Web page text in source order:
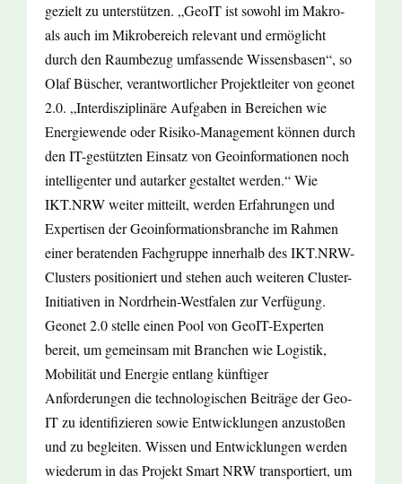
gezielt zu unterstützen. „GeoIT ist sowohl im Makro-
als auch im Mikrobereich relevant und ermöglicht
durch den Raumbezug umfassende Wissensbasen“, so
Olaf Büscher, verantwortlicher Projektleiter von geonet
2.0. „Interdisziplinäre Aufgaben in Bereichen wie
Energiewende oder Risiko-Management können durch
den IT-gestützten Einsatz von Geoinformationen noch
intelligenter und autarker gestaltet werden.“ Wie
IKT.NRW weiter mitteilt, werden Erfahrungen und
Expertisen der Geoinformationsbranche im Rahmen
einer beratenden Fachgruppe innerhalb des IKT.NRW-
Clusters positioniert und stehen auch weiteren Cluster-
Initiativen in Nordrhein-Westfalen zur Verfügung.
Geonet 2.0 stelle einen Pool von GeoIT-Experten
bereit, um gemeinsam mit Branchen wie Logistik,
Mobilität und Energie entlang künftiger
Anforderungen die technologischen Beiträge der Geo-
IT zu identifizieren sowie Entwicklungen anzustoßen
und zu begleiten. Wissen und Entwicklungen werden
wiederum in das Projekt Smart NRW transportiert, um